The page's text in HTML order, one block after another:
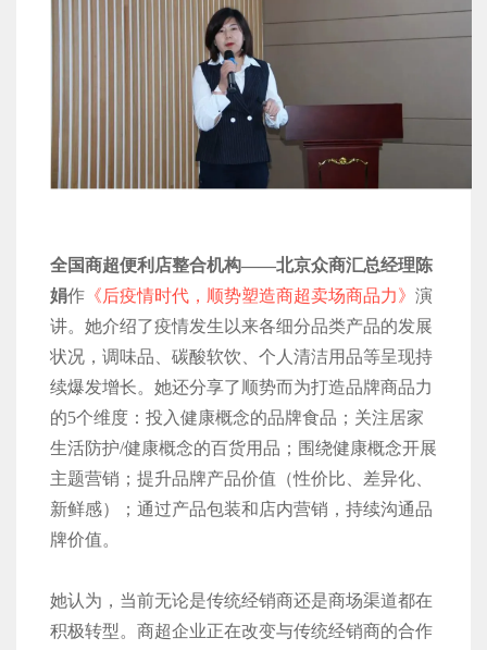
全国商超便利店整合机构——北京众商汇总经理陈
娟作 《后疫情时代，顺势塑造商超卖场商品力》 演
讲。她介绍了疫情发生以来各细分品类产品的发展
状况，调味品、碳酸软饮、个人清洁用品等呈现持
续爆发增长。她还分享了顺势而为打造品牌商品力
的5个维度：投入健康概念的品牌食品；关注居家
生活防护/健康概念的百货用品；围绕健康概念开展
主题营销；提升品牌产品价值（性价比、差异化、
新鲜感）；通过产品包装和店内营销，持续沟通品
牌价值。
她认为，当前无论是传统经销商还是商场渠道都在
积极转型。商超企业正在改变与传统经销商的合作